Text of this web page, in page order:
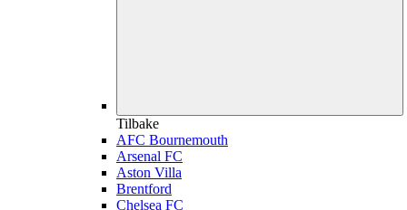
Tilbake
AFC Bournemouth
Arsenal FC
Aston Villa
Brentford
Chelsea FC